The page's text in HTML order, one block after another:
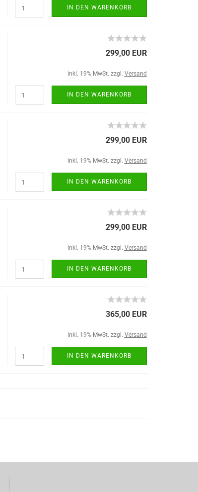
IN DEN WARENKORB
299,00 EUR
inkl. 19% MwSt. zzgl. Versand
IN DEN WARENKORB
299,00 EUR
inkl. 19% MwSt. zzgl. Versand
IN DEN WARENKORB
299,00 EUR
inkl. 19% MwSt. zzgl. Versand
IN DEN WARENKORB
365,00 EUR
inkl. 19% MwSt. zzgl. Versand
IN DEN WARENKORB